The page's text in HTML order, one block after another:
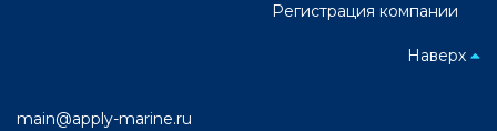
Регистрация компании
Наверх
main@apply-marine.ru